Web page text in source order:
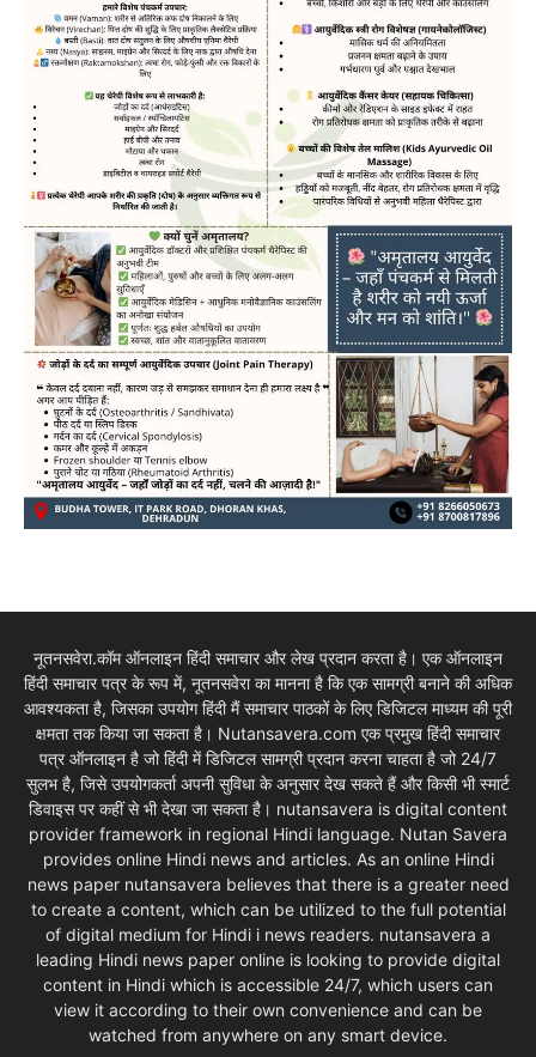
नूतनसवेरा.कॉम ऑनलाइन हिंदी समाचार और लेख प्रदान करता है। एक ऑनलाइन
हिंदी समाचार पत्र के रूप में, नूतनसवेरा का मानना है कि एक सामग्री बनाने की अधिक
आवश्यकता है, जिसका उपयोग हिंदी मैं समाचार पाठकों के लिए डिजिटल माध्यम की पूरी
क्षमता तक किया जा सकता है। Nutansavera.com एक प्रमुख हिंदी समाचार
पत्र ऑनलाइन है जो हिंदी में डिजिटल सामग्री प्रदान करना चाहता है जो 24/7
सुलभ है, जिसे उपयोगकर्ता अपनी सुविधा के अनुसार देख सकते हैं और किसी भी स्मार्ट
डिवाइस पर कहीं से भी देखा जा सकता है। nutansavera is digital content
provider framework in regional Hindi language. Nutan Savera
provides online Hindi news and articles. As an online Hindi
news paper nutansavera believes that there is a greater need
to create a content, which can be utilized to the full potential
of digital medium for Hindi i news readers. nutansavera a
leading Hindi news paper online is looking to provide digital
content in Hindi which is accessible 24/7, which users can
view it according to their own convenience and can be
watched from anywhere on any smart device.